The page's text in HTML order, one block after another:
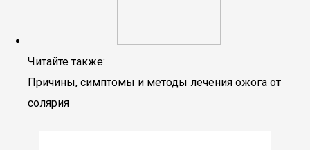
Читайте также:
Причины, симптомы и методы лечения ожога от
солярия